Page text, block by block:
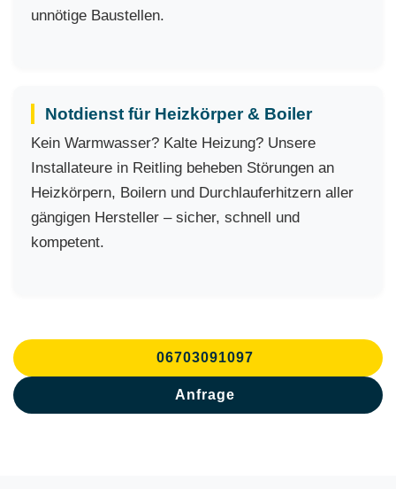
unnötige Baustellen.
Notdienst für Heizkörper & Boiler
Kein Warmwasser? Kalte Heizung? Unsere
Installateure in Reitling beheben Störungen an
Heizkörpern, Boilern und Durchlauferhitzern aller
gängigen Hersteller – sicher, schnell und
kompetent.
06703091097
Anfrage